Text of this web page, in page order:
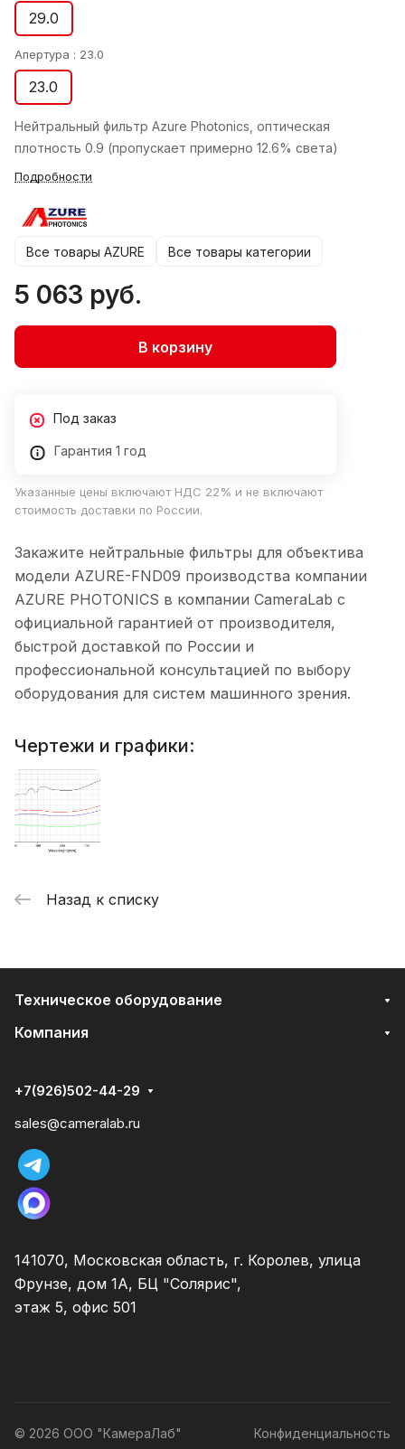
29.0
Апертура : 23.0
23.0
Нейтральный фильтр Azure Photonics, оптическая
плотность 0.9 (пропускает примерно 12.6% света)
Подробности
Все товары AZURE Все товары категории
5 063 руб.
В корзину
Под заказ
Гарантия 1 год
Указанные цены включают НДС 22% и не включают
стоимость доставки по России.
Закажите нейтральные фильтры для объектива
модели AZURE-FND09 производства компании
AZURE PHOTONICS в компании CameraLab с
официальной гарантией от производителя,
быстрой доставкой по России и
профессиональной консультацией по выбору
оборудования для систем машинного зрения.
Чертежи и графики:
Назад к списку
Техническое оборудование
Компания
+7(926)502-44-29
sales@cameralab.ru
141070, Московская область, г. Королев, улица
Фрунзе, дом 1А, БЦ "Солярис",
этаж 5, офис 501
© 2026 ООО "КамераЛаб" Конфиденциальность